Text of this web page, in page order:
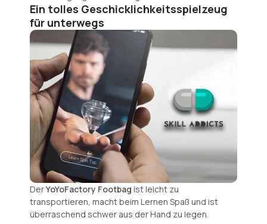
Ein tolles Geschicklichkeitsspielzeug
für unterwegs
DerYoYoFactory Footbag ist leicht zu
transportieren, macht beim Lernen Spaß und ist
überraschend schwer aus der Hand zu legen.